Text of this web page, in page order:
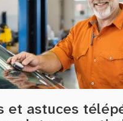
et astuces